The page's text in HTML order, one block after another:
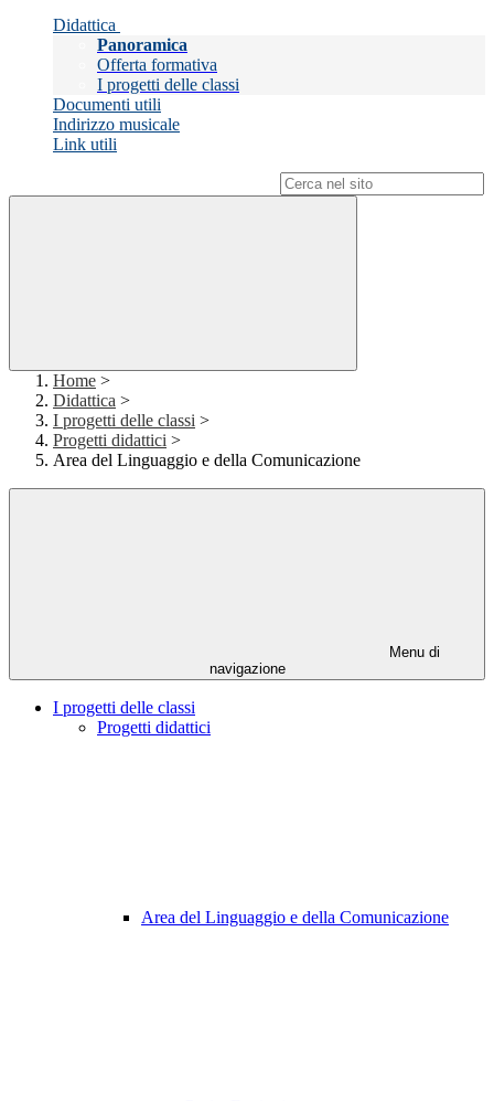
Didattica
Panoramica
Offerta formativa
I progetti delle classi
Documenti utili
Indirizzo musicale
Link utili
Home >
Didattica >
I progetti delle classi >
Progetti didattici >
Area del Linguaggio e della Comunicazione
Menu di
navigazione
I progetti delle classi
Progetti didattici
Area del Linguaggio e della Comunicazione